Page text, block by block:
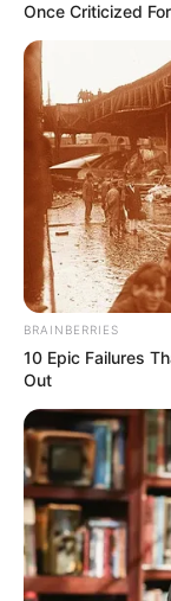
Once Criticized
BRAINBERRIES
10 Epic Failures
Out